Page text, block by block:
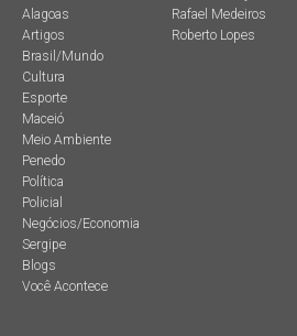
Alagoas
Artigos
Brasil/Mundo
Cultura
Esporte
Maceió
Meio Ambiente
Penedo
Política
Policial
Negócios/Economia
Sergipe
Blogs
Você Acontece
Rafael Medeiros
Roberto Lopes